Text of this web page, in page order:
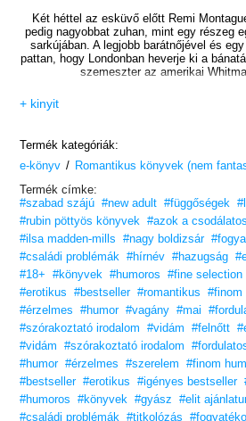
Két héttel az esküvő előtt Remi
pedig nagyobbat zuhan, mint egy részeg
sarkújában. A legjobb barátnőjével és
pattan, hogy Londonban heverje ki a
szemeszter az amerikai
Nem tervezte, hogy egy álarcos buliban
tervezte, hogy egy brit rosszfiú mellett
Blay mellett. Ráadásul fogalma sincs,
egymáshoz passzoló
mintha a féktelen londoni éjszaka
De ez rohadt nehéz, ha
Egy modern szerelmi történet, amit a
A regény írása közben senki
A
Wall Street Journal
új, önállóan is olvasható regénye
„Ilsa Madden-Mills fog két karaktert, és
Nem tudtam betelni ezzel a szexi,
regénnyel.
Mindenkinek el kell olvasnia!” –
szerzője
Szereted az érzéki, de
+ kinyit
Termék kategóriák:
e-könyv / Romantikus könyvek (nem
Termék címke:
#szabad szájú #new adult #függőségek
#rubin pöttyös könyvek #azok a
#ilsa madden-mills
#nagy boldizsár
#családi problémák #hírnév #hazugság
#18+
#könyvek #humoros #fine selection
#erotikus
#bestseller #romantikus #finom
#érzelmes
#humor #vagány #mai
#szórakoztató irodalom
#vidám #felnőtt
#vidám
#szórakoztató irodalom
#humor #érzelmes #szerelem #finom
#bestseller #erotikus #igényes bestseller
#humoros
#könyvek #gyász #elit
#családi problémák #titkolózás